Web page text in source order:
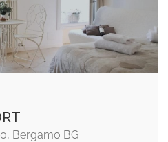
Bergamo BG